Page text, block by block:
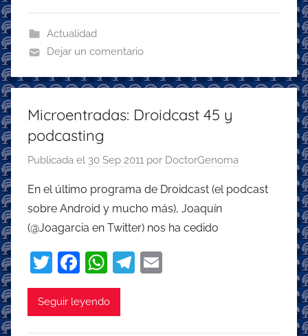
b
o
o
k
p
p
m
Actualidad
Dejar un comentario
Microentradas: Droidcast 45 y
podcasting
Publicada el 30 Sep 2011 por DoctorGenoma
En el último programa de Droidcast (el podcast
sobre Android y mucho más), Joaquín
(@Joagarcia en Twitter) nos ha cedido
T
w
itt
F
a
c
W
h
at
T
Seguir leyendo